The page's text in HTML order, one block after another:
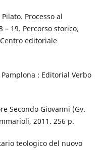
Processo al
– 19. Percorso storico,
editoriale
: Editorial Verbo
Secondo Giovanni (Gv.
2011. 256 p.
teologico del nuovo